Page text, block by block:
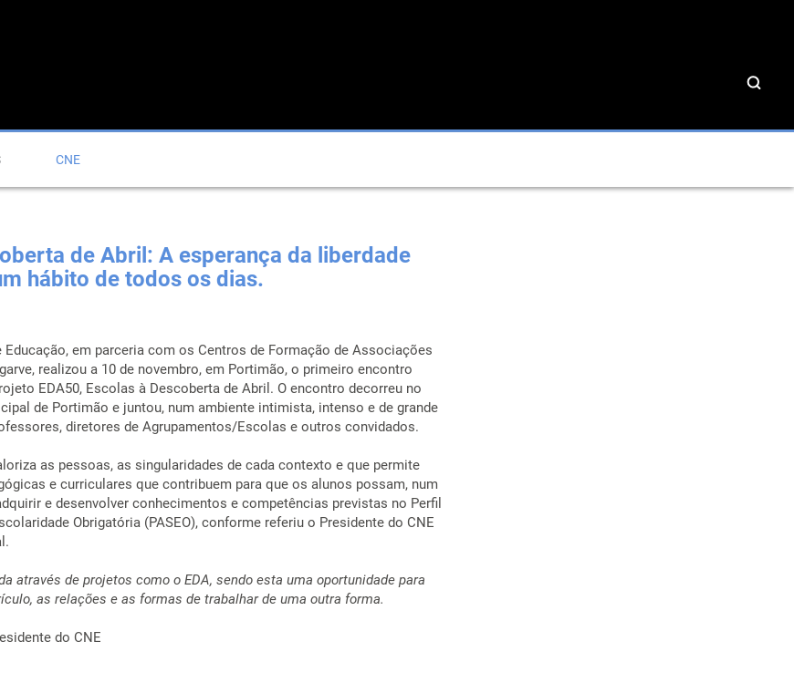
CNE
de Abril: A esperança da liberdade
hábito de todos os dias.
Educação, em parceria com os Centros de Formação de Associações
realizou a 10 de novembro, em Portimão, o primeiro encontro
EDA50, Escolas à Descoberta de Abril. O encontro decorreu no
de Portimão e juntou, num ambiente intimista, intenso e de grande
diretores de Agrupamentos/Escolas e outros convidados.
as pessoas, as singularidades de cada contexto e que permite
e curriculares que contribuem para que os alunos possam, num
e desenvolver conhecimentos e competências previstas no Perfil
Obrigatória (PASEO), conforme referiu o Presidente do CNE
através de projetos como o EDA, sendo esta uma oportunidade para
as relações e as formas de trabalhar de uma outra forma.
do CNE